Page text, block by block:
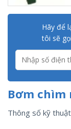
Hãy để
tôi sẽ
Bơm chìm
Thông số kỹ